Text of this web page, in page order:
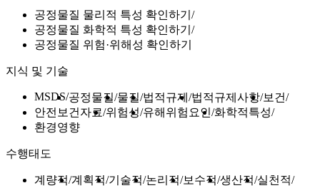
공정물질 물리적 특성 확인하기
공정물질 화학적 특성 확인하기
공정물질 위험·위해성 확인하기
지식 및 기술
MSDS 공정물질 물질 법적규제 법적규제사항 보건
안전보건자료 위험성 유해위험요인 화학적특성
환경영향
수행태도
계량적 계획적 기술적 논리적 보수적 생산적 실천적